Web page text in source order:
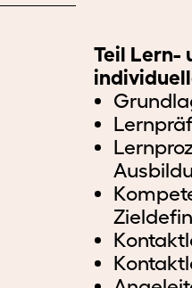
Teil Lern-